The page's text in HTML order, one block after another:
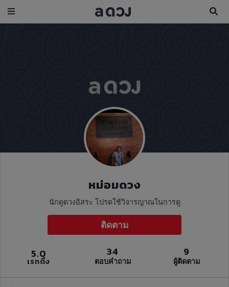
หม่อมดวง
นักดูดวงอิสระ​ โปรดใช้วิจารญาณในการดู
ติดตาม
5.0
เรทติ้ง
34
ตอบคำถาม
9
ผู้ติดตาม